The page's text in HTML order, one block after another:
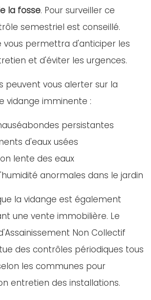
la fosse. Pour surveiller ce
semestriel est conseillé.
vous permettra d'anticiper les
et d'éviter les urgences.
peuvent vous alerter sur la
vidange imminente :
persistantes
d'eaux usées
lente des eaux
anormales dans le jardin
la vidange est également
une vente immobilière. Le
Non Collectif
des contrôles périodiques tous
les communes pour
entretien des installations.